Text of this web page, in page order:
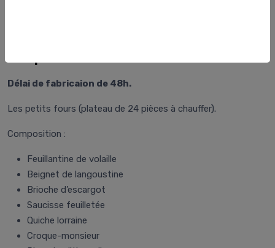
Délai de fabricaion de 48h.
Les petits fours (plateau de 24 pièces à chauffer).
Composition :
Feuillantine de volaille
Beignet de langoustine
Brioche d’escargot
Saucisse feuilletée
Quiche lorraine
Croque-monsieur